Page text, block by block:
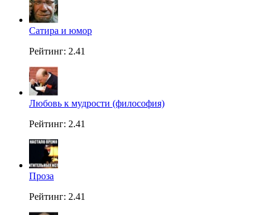
Сатира и юмор
Рейтинг: 2.41
Любовь к мудрости (философия)
Рейтинг: 2.41
Проза
Рейтинг: 2.41